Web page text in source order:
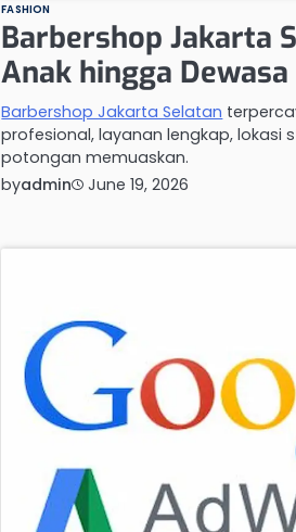
FASHION
Barbershop Jakarta
Anak hingga Dewasa
Barbershop Jakarta Selatan
profesional, layanan lengkap, lokasi
potongan memuaskan.
byadmin June 19, 2026